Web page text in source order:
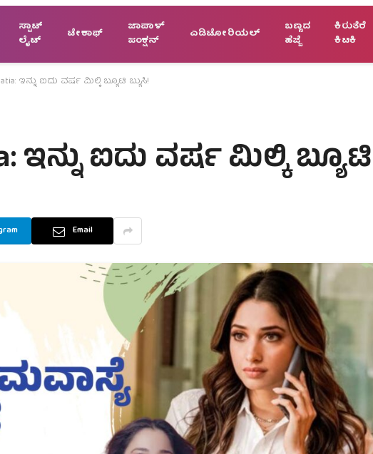
ಸ್ಪಾಟ್
ಲೈಟ್
ಟೇಕಾಫ್
ಜಾಪಾಳ್
ಜಂಕ್ಷನ್
ಎಡಿಟೋರಿಯಲ್
ಬಣ್ಣದ
ಹೆಜ್ಜೆ
ಕಿರುತೆರೆ
ಕಿಟಕಿ
ಇನ್ನು ಐದು ವರ್ಷ ಮಿಲ್ಕಿ ಬ್ಯೂಟಿ ಬ್ಯುಸಿ!
ಇನ್ನು ಐದು ವರ್ಷ ಮಿಲ್ಕಿ ಬ್ಯೂಟಿ
Email